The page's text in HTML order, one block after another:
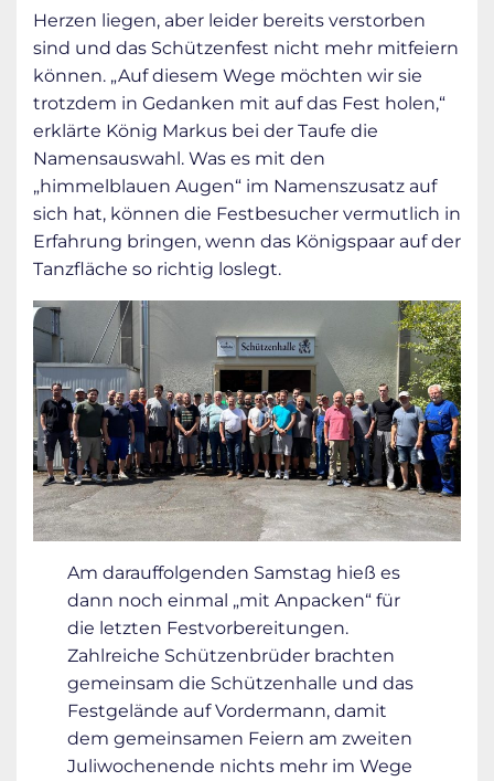
Herzen liegen, aber leider bereits verstorben
sind und das Schützenfest nicht mehr mitfeiern
können. „Auf diesem Wege möchten wir sie
trotzdem in Gedanken mit auf das Fest holen,“
erklärte König Markus bei der Taufe die
Namensauswahl. Was es mit den
„himmelblauen Augen“ im Namenszusatz auf
sich hat, können die Festbesucher vermutlich in
Erfahrung bringen, wenn das Königspaar auf der
Tanzfläche so richtig loslegt.
Am darauffolgenden Samstag hieß es
dann noch einmal „mit Anpacken“ für
die letzten Festvorbereitungen.
Zahlreiche Schützenbrüder brachten
gemeinsam die Schützenhalle und das
Festgelände auf Vordermann, damit
dem gemeinsamen Feiern am zweiten
Juliwochenende nichts mehr im Wege